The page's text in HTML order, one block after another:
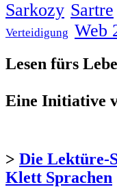
Sarkozy Sartre
Verteidigung Web
Lesen fürs
Eine Initiative
> Die Lektüre-
Klett Sprachen